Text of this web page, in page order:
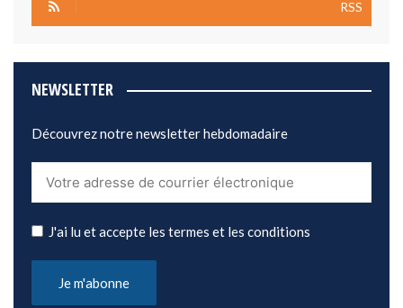
RSS
NEWSLETTER
Découvrez notre newsletter hebdomadaire
J'ai lu et accepte les termes et les conditions